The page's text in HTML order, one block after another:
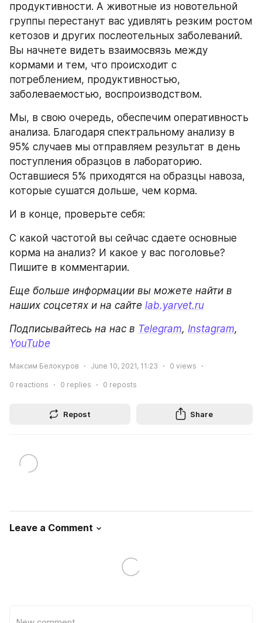
продуктивности. А животные из новотельной
группы перестанут вас удивлять резким ростом
кетозов и других послеотельных заболеваний.
Вы начнете видеть взаимосвязь между
кормами и тем, что происходит с
потреблением, продуктивностью,
заболеваемостью, воспроизводством.
Мы, в свою очередь, обеспечим оперативность
анализа. Благодаря спектральному анализу в
95% случаев мы отправляем результат в день
поступления образцов в лабораторию.
Оставшиеся 5% приходятся на образцы навоза,
которые сушатся дольше, чем корма.
И в конце, проверьте себя:
С какой частотой вы сейчас сдаете основные
корма на анализ? И какое у вас поголовье?
Пишите в комментарии.
Еще больше информации вы можете найти в
наших соцсетях и на сайте lab.yarvet.ru
Подписывайтесь на нас в Telegram, Instagram
YouTube
Максим Белокуров June 10, 2021, 11:23 0 views
0 reactions 0 replies 0 reposts
Repost Share
Leave a Comment